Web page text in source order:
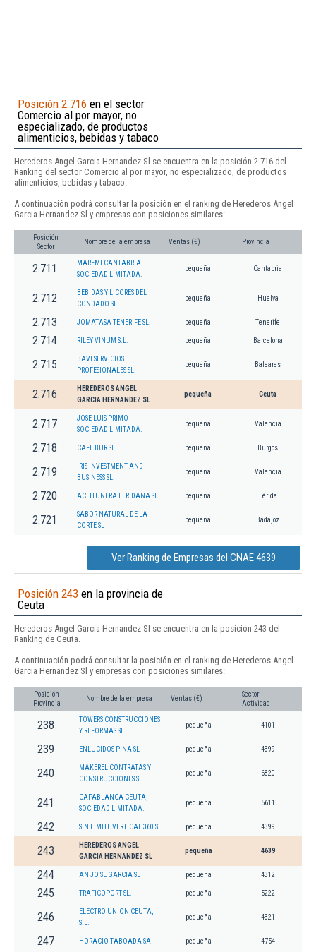
Posición 2.716 en el sector
Comercio al por mayor, no
especializado, de productos
alimenticios, bebidas y tabaco
Herederos Angel Garcia Hernandez Sl se encuentra en la posición 2.716 del
Ranking del sector Comercio al por mayor, no especializado, de productos
alimenticios, bebidas y tabaco.
A continuación podrá consultar la posición en el ranking de Herederos Angel
Garcia Hernandez Sl y empresas con posiciones similares:
Posición
Sector
Nombre de la empresa Ventas (€) Provincia
2.711
MAREMI CANTABRIA
SOCIEDAD LIMITADA.
pequeña Cantabria
2.712
BEBIDAS Y LICORES DEL
CONDADO SL.
pequeña Huelva
2.713 JOMATASA TENERIFE SL. pequeña Tenerife
2.714 RILEY VINUM S.L. pequeña Barcelona
2.715
BAVI SERVICIOS
PROFESIONALES SL.
pequeña Baleares
2.716
HEREDEROS ANGEL
GARCIA HERNANDEZ SL
pequeña Ceuta
2.717
JOSE LUIS PRIMO
SOCIEDAD LIMITADA.
pequeña Valencia
2.718 CAFE BUR SL pequeña Burgos
2.719
IRIS INVESTMENT AND
BUSINESS SL.
pequeña Valencia
2.720 ACEITUNERA LERIDANA SL pequeña Lérida
2.721
SABOR NATURAL DE LA
CORTE SL
pequeña Badajoz
Ver Ranking de Empresas del CNAE 4639
Posición 243 en la provincia de
Ceuta
Herederos Angel Garcia Hernandez Sl se encuentra en la posición 243 del
Ranking de Ceuta.
A continuación podrá consultar la posición en el ranking de Herederos Angel
Garcia Hernandez Sl y empresas con posiciones similares:
Posición
Provincia
Nombre de la empresa Ventas (€)
Sector
Actividad
238
TOWERS CONSTRUCCIONES
Y REFORMAS SL
pequeña 4101
239 ENLUCIDOS PINA SL pequeña 4399
240
MAKEREL CONTRATAS Y
CONSTRUCCIONES SL
pequeña 6820
241
CAPABLANCA CEUTA,
SOCIEDAD LIMITADA.
pequeña 5611
242 SIN LIMITE VERTICAL 360 SL pequeña 4399
243
HEREDEROS ANGEL
GARCIA HERNANDEZ SL
pequeña 4639
244 AN JO SE GARCIA SL pequeña 4312
245 TRAFICOPORT SL. pequeña 5222
246
ELECTRO UNION CEUTA,
S.L.
pequeña 4321
247 HORACIO TABOADA SA pequeña 4754